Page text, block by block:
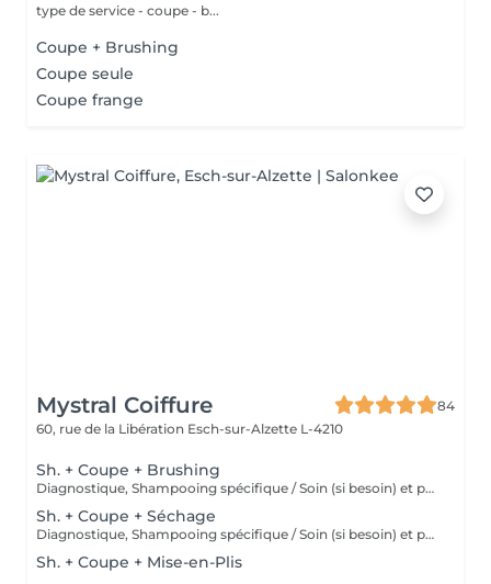
type de service - coupe - b...
Coupe + Brushing
Coupe seule
Coupe frange
Mystral Coiffure
84
60, rue de la Libération Esch-sur-Alzette L-4210
Sh. + Coupe + Brushing
Diagnostique, Shampooing spécifique / Soin (si besoin) et produits de coiffage inclus
Sh. + Coupe + Séchage
Diagnostique, Shampooing spécifique / Soin (si besoin) et produits de coiffage inclus
Sh. + Coupe + Mise-en-Plis